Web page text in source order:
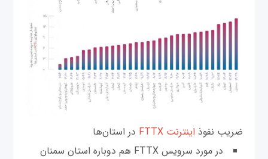
ضریب نفوذ اینترنت FTTX
در استان‌ها
در مورد سرویس FTTX هم دوباره استان سمنان